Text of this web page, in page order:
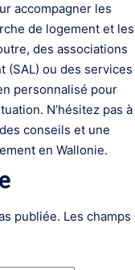
accompagner les
de logement et les
des associations
(SAL) ou des services
personnalisé pour
N’hésitez pas à
conseils et une
en Wallonie.
publiée. Les champs